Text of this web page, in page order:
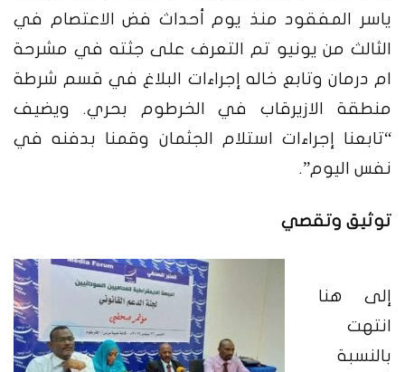
ياسر المفقود منذ يوم أحداث فض الاعتصام في
الثالث من يونيو تم التعرف على جثته في مشرحة
ام درمان وتابع خاله إجراءات البلاغ في قسم شرطة
منطقة الازيرقاب في الخرطوم بحري. ويضيف
“تابعنا إجراءات استلام الجثمان وقمنا بدفنه في
نفس اليوم”.
توثيق وتقصي
إلى هنا
انتهت
بالنسبة